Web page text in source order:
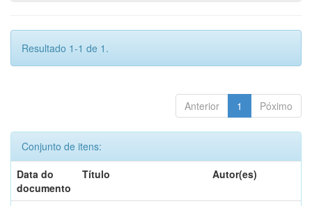
Resultado 1-1 de 1.
Anterior 1 Póximo
Conjunto de itens:
Data do
documento
Título Autor(es)